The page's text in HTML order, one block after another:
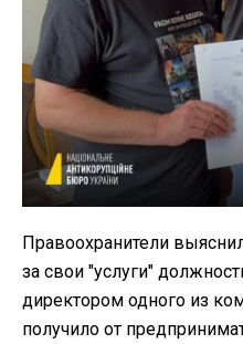
Правоохранители
за свои "услуги"
директором одного из
получило от